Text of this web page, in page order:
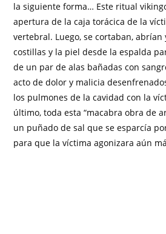
la siguiente forma… Este ritual
apertura de la caja torácica de la
vertebral. Luego, se cortaban, abrían
costillas y la piel desde la espalda
de un par de alas bañadas con
acto de dolor y malicia
los pulmones de la cavidad con la
último, toda esta “macabra obra de
un puñado de sal que se esparcía
para que la víctima agonizara aún